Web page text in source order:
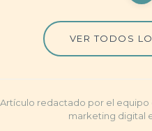
VER TODOS
Artículo redactado por el equipo
marketing digital